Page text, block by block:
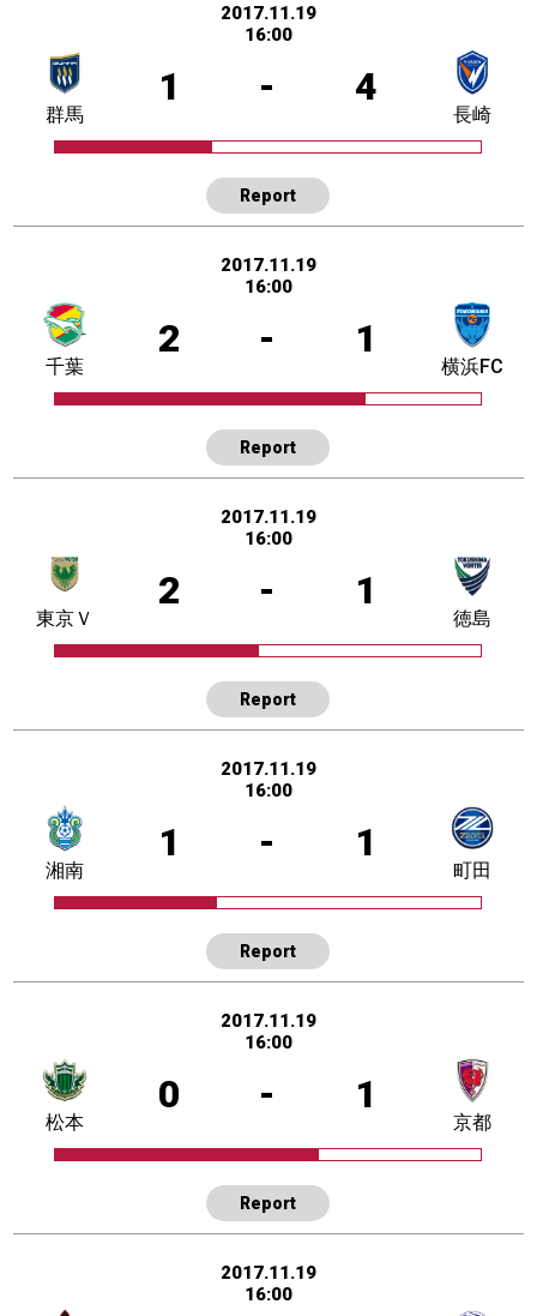
2017.11.19
16:00
1 - 4
群馬 長崎
Report
2017.11.19
16:00
2 - 1
千葉 横浜FC
Report
2017.11.19
16:00
2 - 1
東京Ｖ 徳島
Report
2017.11.19
16:00
1 - 1
湘南 町田
Report
2017.11.19
16:00
0 - 1
松本 京都
Report
2017.11.19
16:00